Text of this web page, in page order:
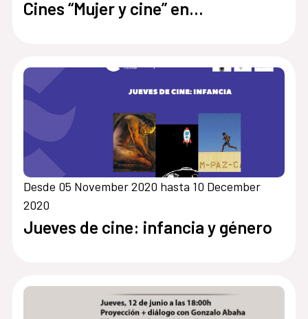
Cines “Mujer y cine” en
Desde 05 November 2020 hasta 10 December
2020
Jueves de cine: infancia y género